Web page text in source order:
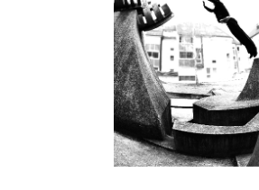
[SHOW PICTURE LIST]